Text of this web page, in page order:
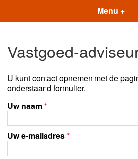
Menu +
Vastgoed-
U kunt contact opnemen met de
onderstaand formulier.
Uw naam*
Uw e-mailadres*